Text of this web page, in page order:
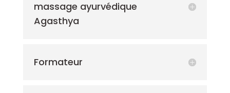
massage ayurvédique
Agasthya
Formateur